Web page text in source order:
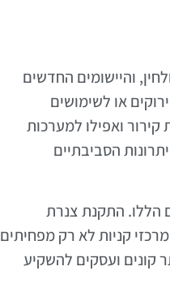
והיישומים החדשים
או לשימושים
ואפילו למערכות
הסביבתיים
הללו. התקנת צנרת
קניות לא רק מפחיתים
קונים ועסקים להשקיע